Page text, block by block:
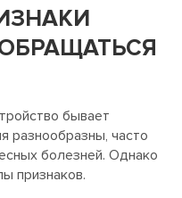
бывает
разнообразны, часто
болезней. Однако
признаков.